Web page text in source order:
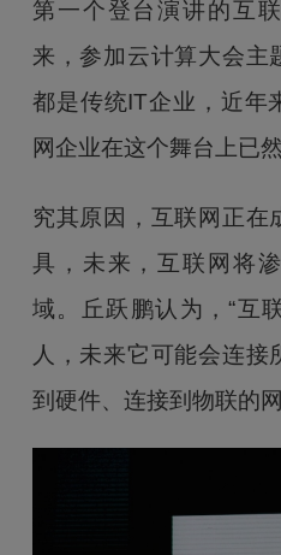
第一个登台演讲的互
来，参加云计算大会主
都是传统IT企业，近年
网企业在这个舞台上已
究其原因，互联网正在
具，未来，互联网将
域。丘跃鹏认为，“互
人，未来它可能会连接
到硬件、连接到物联的